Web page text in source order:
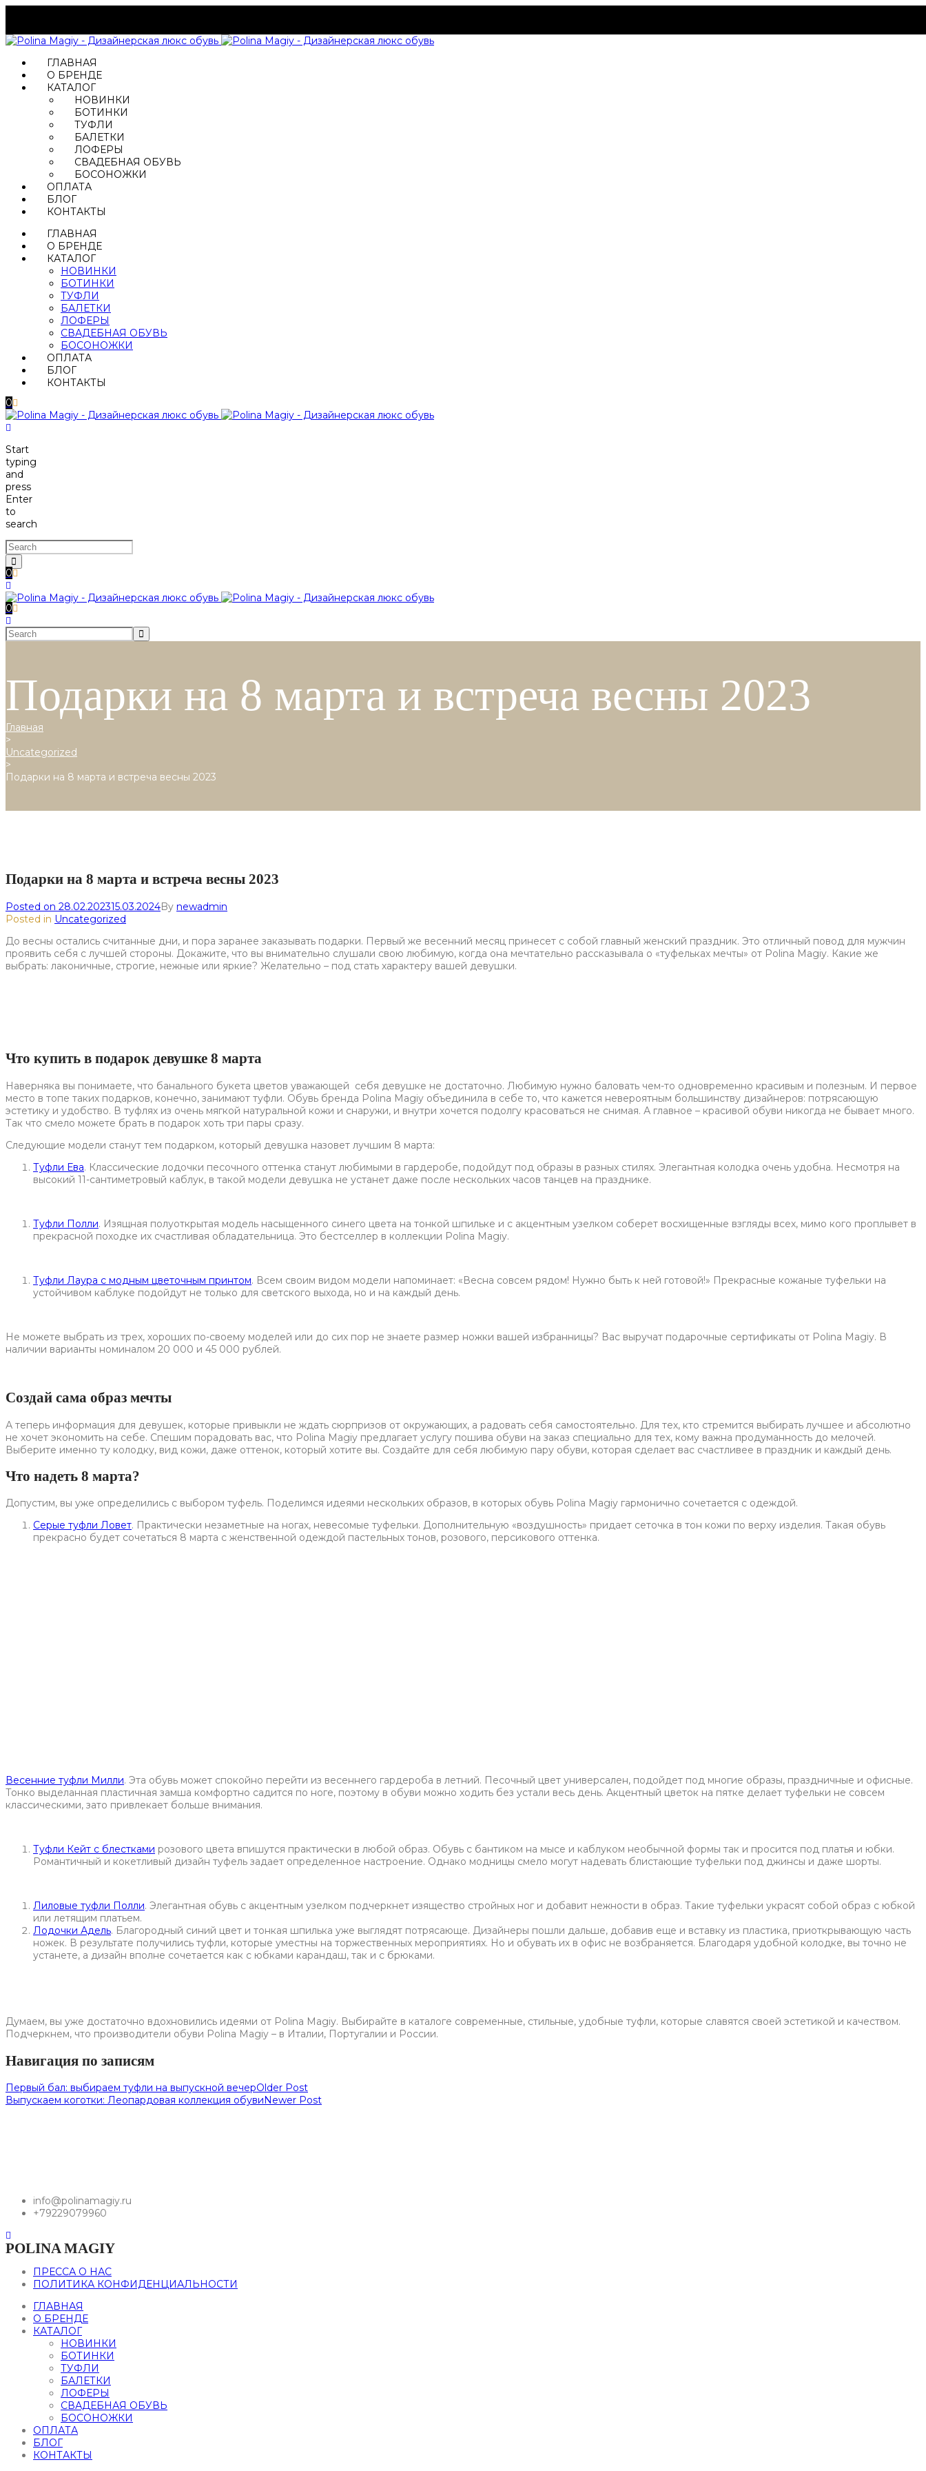
ГЛАВНАЯ
О БРЕНДЕ
КАТАЛОГ
НОВИНКИ
БОТИНКИ
ТУФЛИ
БАЛЕТКИ
ЛОФЕРЫ
СВАДЕБНАЯ ОБУВЬ
БОСОНОЖКИ
ОПЛАТА
БЛОГ
КОНТАКТЫ
ГЛАВНАЯ
О БРЕНДЕ
КАТАЛОГ
НОВИНКИ
БОТИНКИ
ТУФЛИ
БАЛЕТКИ
ЛОФЕРЫ
СВАДЕБНАЯ ОБУВЬ
БОСОНОЖКИ
ОПЛАТА
БЛОГ
КОНТАКТЫ
0
Start
typing
and
press
Enter
to
search
0
0
Подарки на 8 марта и встреча весны 2023
Главная
>
Uncategorized
>
Подарки на 8 марта и встреча весны 2023
Подарки на 8 марта и встреча весны 2023
Posted on 28.02.202315.03.2024By newadmin
Posted in Uncategorized
До весны остались считанные дни, и пора заранее заказывать подарки. Первый же весенний месяц принесет с собой главный женский праздник. Это отличный повод для мужчин
проявить себя с лучшей стороны. Докажите, что вы внимательно слушали свою любимую, когда она мечтательно рассказывала о «туфельках мечты» от Polina Magiy. Какие же
выбрать: лаконичные, строгие, нежные или яркие? Желательно – под стать характеру вашей девушки.
Что купить в подарок девушке 8 марта
Наверняка вы понимаете, что банального букета цветов уважающей себя девушке не достаточно. Любимую нужно баловать чем-то одновременно красивым и полезным. И первое
место в топе таких подарков, конечно, занимают туфли. Обувь бренда Polina Magiy объединила в себе то, что кажется невероятным большинству дизайнеров: потрясающую
эстетику и удобство. В туфлях из очень мягкой натуральной кожи и снаружи, и внутри хочется подолгу красоваться не снимая. А главное – красивой обуви никогда не бывает много.
Так что смело можете брать в подарок хоть три пары сразу.
Следующие модели станут тем подарком, который девушка назовет лучшим 8 марта:
Туфли Ева. Классические лодочки песочного оттенка станут любимыми в гардеробе, подойдут под образы в разных стилях. Элегантная колодка очень удобна. Несмотря на
высокий 11-сантиметровый каблук, в такой модели девушка не устанет даже после нескольких часов танцев на празднике.
Туфли Полли. Изящная полуоткрытая модель насыщенного синего цвета на тонкой шпильке и с акцентным узелком соберет восхищенные взгляды всех, мимо кого проплывет в
прекрасной походке их счастливая обладательница. Это бестселлер в коллекции Polina Magiy.
Туфли Лаура с модным цветочным принтом. Всем своим видом модели напоминает: «Весна совсем рядом! Нужно быть к ней готовой!» Прекрасные кожаные туфельки на
устойчивом каблуке подойдут не только для светского выхода, но и на каждый день.
Не можете выбрать из трех, хороших по-своему моделей или до сих пор не знаете размер ножки вашей избранницы? Вас выручат подарочные сертификаты от Polina Magiy. В
наличии варианты номиналом 20 000 и 45 000 рублей.
Создай сама образ мечты
А теперь информация для девушек, которые привыкли не ждать сюрпризов от окружающих, а радовать себя самостоятельно. Для тех, кто стремится выбирать лучшее и абсолютно
не хочет экономить на себе. Спешим порадовать вас, что Polina Magiy предлагает услугу пошива обуви на заказ специально для тех, кому важна продуманность до мелочей.
Выберите именно ту колодку, вид кожи, даже оттенок, который хотите вы. Создайте для себя любимую пару обуви, которая сделает вас счастливее в праздник и каждый день.
Что надеть 8 марта?
Допустим, вы уже определились с выбором туфель. Поделимся идеями нескольких образов, в которых обувь Polina Magiy гармонично сочетается с одеждой.
Серые туфли Ловет. Практически незаметные на ногах, невесомые туфельки. Дополнительную «воздушность» придает сеточка в тон кожи по верху изделия. Такая обувь
прекрасно будет сочетаться 8 марта с женственной одеждой пастельных тонов, розового, персикового оттенка.
Весенние туфли Милли. Эта обувь может спокойно перейти из весеннего гардероба в летний. Песочный цвет универсален, подойдет под многие образы, праздничные и офисные.
Тонко выделанная пластичная замша комфортно садится по ноге, поэтому в обуви можно ходить без устали весь день. Акцентный цветок на пятке делает туфельки не совсем
классическими, зато привлекает больше внимания.
Туфли Кейт с блестками розового цвета впишутся практически в любой образ. Обувь с бантиком на мысе и каблуком необычной формы так и просится под платья и юбки.
Романтичный и кокетливый дизайн туфель задает определенное настроение. Однако модницы смело могут надевать блистающие туфельки под джинсы и даже шорты.
Лиловые туфли Полли. Элегантная обувь с акцентным узелком подчеркнет изящество стройных ног и добавит нежности в образ. Такие туфельки украсят собой образ с юбкой
или летящим платьем.
Лодочки Адель. Благородный синий цвет и тонкая шпилька уже выглядят потрясающе. Дизайнеры пошли дальше, добавив еще и вставку из пластика, приоткрывающую часть
ножек. В результате получились туфли, которые уместны на торжественных мероприятиях. Но и обувать их в офис не возбраняется. Благодаря удобной колодке, вы точно не
устанете, а дизайн вполне сочетается как с юбками карандаш, так и с брюками.
Думаем, вы уже достаточно вдохновились идеями от Polina Magiy. Выбирайте в каталоге современные, стильные, удобные туфли, которые славятся своей эстетикой и качеством.
Подчеркнем, что производители обуви Polina Magiy – в Италии, Португалии и России.
Навигация по записям
Первый бал: выбираем туфли на выпускной вечерOlder Post
Выпускаем коготки: Леопардовая коллекция обувиNewer Post
info@polinamagiy.ru
+79229079960
POLINA MAGIY
ПРЕССА О НАС
ПОЛИТИКА КОНФИДЕНЦИАЛЬНОСТИ
ГЛАВНАЯ
О БРЕНДЕ
КАТАЛОГ
НОВИНКИ
БОТИНКИ
ТУФЛИ
БАЛЕТКИ
ЛОФЕРЫ
СВАДЕБНАЯ ОБУВЬ
БОСОНОЖКИ
ОПЛАТА
БЛОГ
КОНТАКТЫ